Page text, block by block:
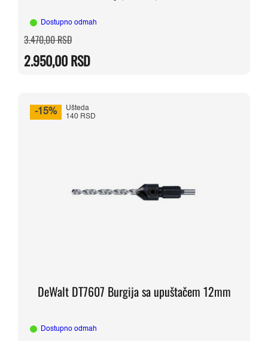
Dostupno odmah
3.470,00RSDOriginalna
cena
bila:
3.470,00 RSD.
2.950,00RSD
Trenutna
cena
2.950,00 RSD.
-15%
Ušteda
140 RSD
DeWalt DT7607 Burgija sa upuštačem 12mm
Dostupno odmah